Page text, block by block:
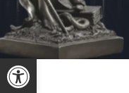
פתח סרגל נגישות